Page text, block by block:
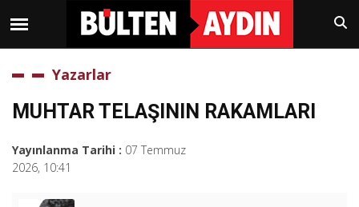
Yazarlar
MUHTAR TELAŞININ RAKAMLARI
Yayınlanma Tarihi : 07 Temmuz
2026, 10:41